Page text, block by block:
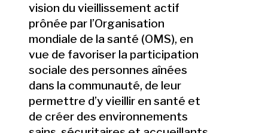
vision du vieillissement actif
prônée par l’Organisation
mondiale de la santé (OMS), en
vue de favoriser la participation
sociale des personnes aînées
dans la communauté, de leur
permettre d’y vieillir en santé et
de créer des environnements